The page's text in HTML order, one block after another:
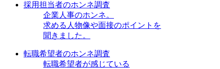
採用担当者のホンネ調査
企業人事のホンネ。
求める人物像や面接のポイントを
聞きました。
転職希望者のホンネ調査
転職希望者が感じている